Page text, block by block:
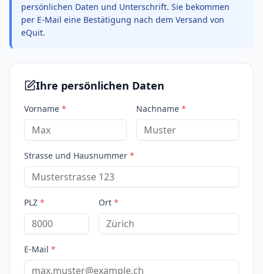
persönlichen Daten und Unterschrift. Sie bekommen
per E-Mail eine Bestätigung nach dem Versand von
eQuit.
Ihre persönlichen Daten
Vorname * Nachname *
Strasse und Hausnummer *
PLZ * Ort *
E-Mail *